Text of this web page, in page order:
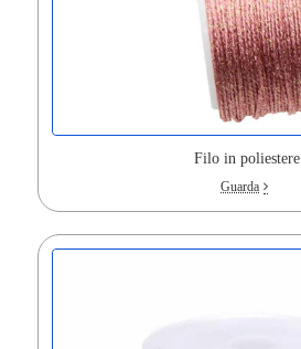
Filo in poliestere
Guarda